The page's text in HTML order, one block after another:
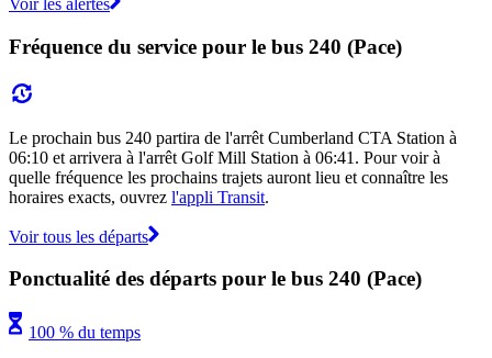
Voir les alertes
Fréquence du service pour le bus 240 (Pace)
Le prochain bus 240 partira de l'arrêt Cumberland CTA Station à
06:10 et arrivera à l'arrêt Golf Mill Station à 06:41. Pour voir à
quelle fréquence les prochains trajets auront lieu et connaître les
horaires exacts, ouvrez l'appli Transit.
Voir tous les départs
Ponctualité des départs pour le bus 240 (Pace)
100 % du temps